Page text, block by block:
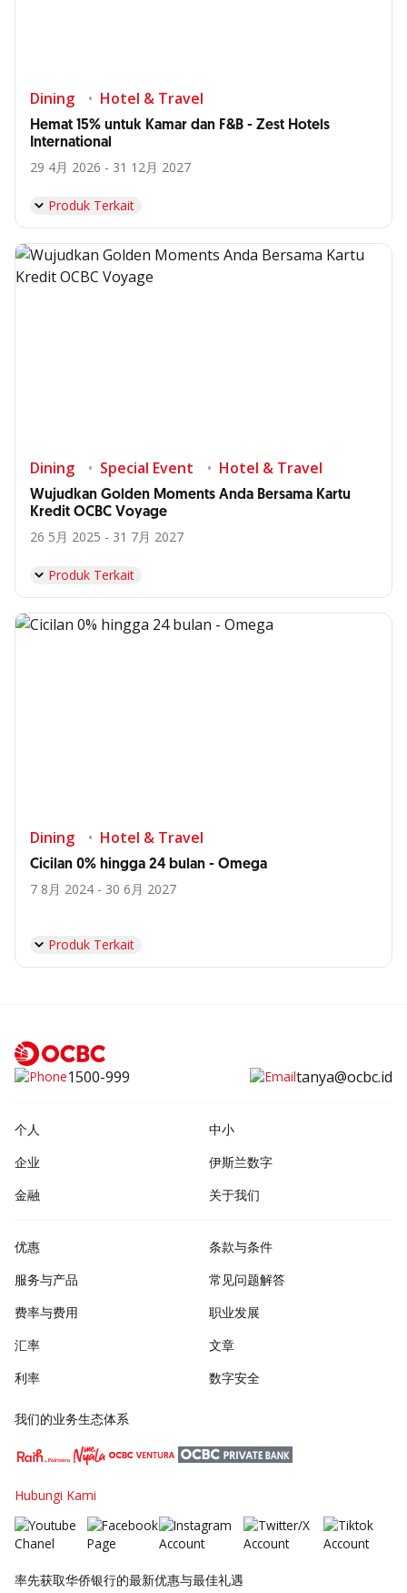
Dining Hotel & Travel
Hemat 15% untuk Kamar dan F&B - Zest Hotels
International
29 4月 2026 - 31 12月 2027
Produk Terkait
Dining Special Event Hotel & Travel
Wujudkan Golden Moments Anda Bersama Kartu
Kredit OCBC Voyage
26 5月 2025 - 31 7月 2027
Produk Terkait
Dining Hotel & Travel
Cicilan 0% hingga 24 bulan - Omega
7 8月 2024 - 30 6月 2027
Produk Terkait
1500-999 tanya@ocbc.id
个人
中小
企业
伊斯兰数字
金融
关于我们
优惠
服务与产品
费率与费用
汇率
利率
条款与条件
常见问题解答
职业发展
文章
数字安全
我们的业务生态体系
Hubungi Kami
率先获取华侨银行的最新优惠与最佳礼遇